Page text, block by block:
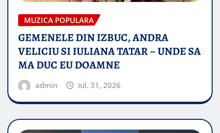
MUZICA POPULARA
GEMENELE DIN IZBUC, ANDRA
VELICIU SI IULIANA TATAR – UNDE SA
MA DUC EU DOAMNE
admin iul. 31, 2026